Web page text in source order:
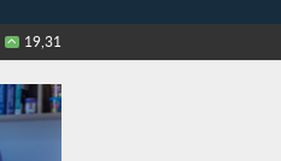
19,31